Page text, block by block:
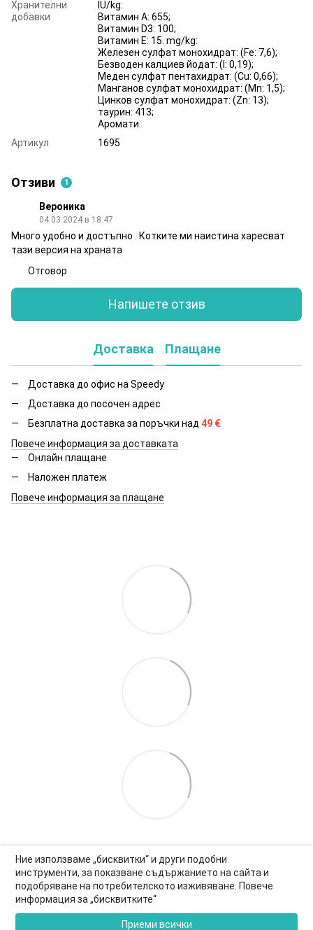
Ние използваме „бисквитки“ и други подобни
инструменти, за показване съдържанието на сайта и
подобряване на потребителското изживяване. Повече
информация за „бисквитките“
Приеми всички
Хранителни
добавки
IU/kg:
Витамин А: 655;
Витамин D3: 100;
Витамин Е: 15. mg/kg:
Железен сулфат монохидрат: (Fe: 7,6);
Безводен калциев йодат: (I: 0,19);
Меден сулфат пентахидрат: (Cu: 0,66);
Манганов сулфат монохидрат: (Mn: 1,5);
Цинков сулфат монохидрат: (Zn: 13);
таурин: 413;
Аромати.
Артикул
1695
Отзиви 1
Вероника
04.03.2024 в 18:47
Много удобно и достъпно . Котките ми наистина харесват
тази версия на храната
Отговор
Напишете отзив
Доставка Плащане
Доставка до офис на Speedy
Доставка до посочен адрес
Безплатна доставка за поръчки над 49 €
Повече информация за доставката
Онлайн плащане
Наложен платеж
Повече информация за плащане
0877-550-990
Информация за връзка